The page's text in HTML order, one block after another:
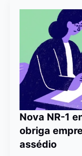
Nova NR-1
obriga
assédio